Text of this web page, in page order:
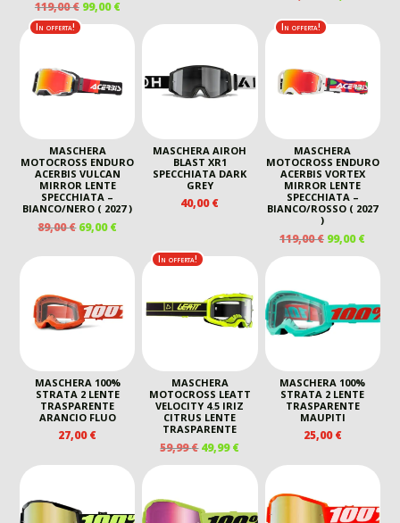
119,00€ IL
PREZZO
ORIGINALE
99,00€IL
PREZZO
ATTUALE
ORIGINALE
In offerta!
MASCHERA
MOTOCROSS ENDURO
ACERBIS VULCAN
MIRROR LENTE
SPECCHIATA –
BIANCO/NERO ( 2027 )
89,00€ IL
ORIGINALE
69,00€IL
ATTUALE
MASCHERA AIROH
BLAST XR1
SPECCHIATA DARK
GREY
40,00€
In offerta!
MASCHERA
MOTOCROSS ENDURO
ACERBIS VORTEX
MIRROR LENTE
SPECCHIATA –
BIANCO/ROSSO ( 2027
)
119,00€ IL
PREZZO
ORIGINALE
119,00 €.
99,00€IL
99,00
MASCHERA 100%
STRATA 2 LENTE
TRASPARENTE
ARANCIO FLUO
27,00€
In offerta!
MASCHERA
MOTOCROSS LEATT
VELOCITY 4.5 IRIZ
CITRUS LENTE
TRASPARENTE
59,99€ IL
PREZZO
ORIGINALE
59,99 €.
49,99€IL
PREZZO
ATTUALE
49,99 €.
MASCHERA 100%
STRATA 2 LENTE
TRASPARENTE
MAUPITI
25,00€